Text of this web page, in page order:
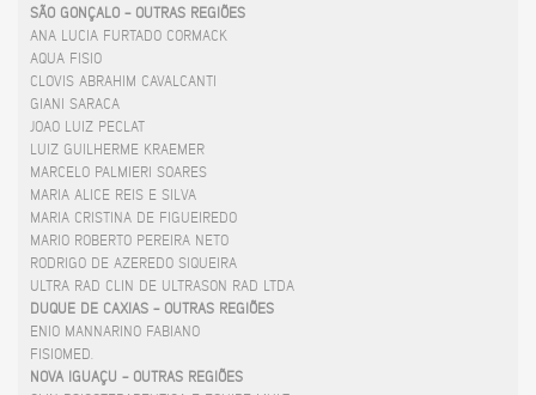
SÃO GONÇALO - OUTRAS REGIÕES
ANA LUCIA FURTADO CORMACK
AQUA FISIO
CLOVIS ABRAHIM CAVALCANTI
GIANI SARACA
JOAO LUIZ PECLAT
LUIZ GUILHERME KRAEMER
MARCELO PALMIERI SOARES
MARIA ALICE REIS E SILVA
MARIA CRISTINA DE FIGUEIREDO
MARIO ROBERTO PEREIRA NETO
RODRIGO DE AZEREDO SIQUEIRA
ULTRA RAD CLIN DE ULTRASON RAD LTDA
DUQUE DE CAXIAS - OUTRAS REGIÕES
ENIO MANNARINO FABIANO
FISIOMED.
NOVA IGUAÇU - OUTRAS REGIÕES